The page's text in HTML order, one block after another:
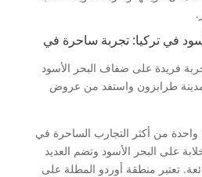
في تركيا: تجربة ساحرة في
فريدة على ضفاف البحر الأسود
طرابزون واستفد من عروض
واحدة من أكثر التجارب الساحرة في
على البحر الأسود وتضم العديد
تعتبر منطقة أوردو المطلة على